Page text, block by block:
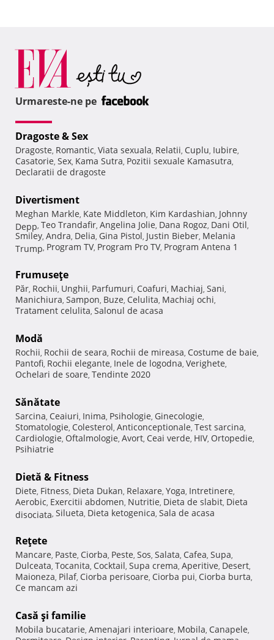
Urmareste-ne pe
Dragoste & Sex
Dragoste, Romantic, Viata sexuala, Relatii, Cuplu, Iubire,
Casatorie, Sex, Kama Sutra, Pozitii sexuale Kamasutra,
Declaratii de dragoste
Divertisment
Meghan Markle, Kate Middleton, Kim Kardashian, Johnny
Depp, Teo Trandafir, Angelina Jolie, Dana Rogoz, Dani Otil,
Smiley, Andra, Delia, Gina Pistol, Justin Bieber, Melania
Trump, Program TV, Program Pro TV, Program Antena 1
Frumuseţe
Păr, Rochii, Unghii, Parfumuri, Coafuri, Machiaj, Sani,
Manichiura, Sampon, Buze, Celulita, Machiaj ochi,
Tratament celulita, Salonul de acasa
Modă
Rochii, Rochii de seara, Rochii de mireasa, Costume de baie,
Pantofi, Rochii elegante, Inele de logodna, Verighete,
Ochelari de soare, Tendinte 2020
Sănătate
Sarcina, Ceaiuri, Inima, Psihologie, Ginecologie,
Stomatologie, Colesterol, Anticonceptionale, Test sarcina,
Cardiologie, Oftalmologie, Avort, Ceai verde, HIV, Ortopedie,
Psihiatrie
Dietă & Fitness
Diete, Fitness, Dieta Dukan, Relaxare, Yoga, Intretinere,
Aerobic, Exercitii abdomen, Nutritie, Dieta de slabit, Dieta
disociata, Silueta, Dieta ketogenica, Sala de acasa
Reţete
Mancare, Paste, Ciorba, Peste, Sos, Salata, Cafea, Supa,
Dulceata, Tocanita, Cocktail, Supa crema, Aperitive, Desert,
Maioneza, Pilaf, Ciorba perisoare, Ciorba pui, Ciorba burta,
Ce mancam azi
Casă şi familie
Mobila bucatarie, Amenajari interioare, Mobila, Canapele,